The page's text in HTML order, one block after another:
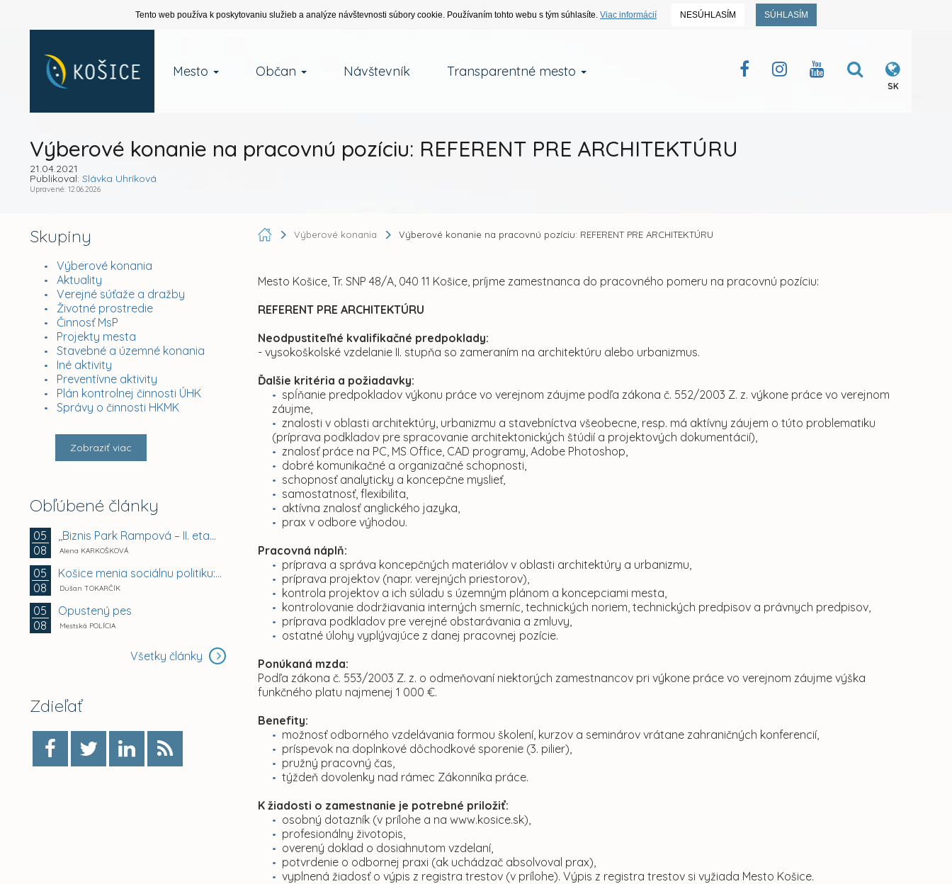
Tento web používa k poskytovaniu služieb a analýze návštevnosti súbory cookie. Používaním tohto webu s tým súhlasíte. Viac informácií NESÚHLASÍM SÚHLASÍM
Mesto Občan Návštevník Transparentné mesto
SK
Výberové konanie na pracovnú pozíciu: REFERENT PRE ARCHITEKTÚRU
21.04.2021
Publikoval: Slávka Uhríková
Upravené: 12.06.2026
Skupiny
Výberové konania
Aktuality
Verejné súťaže a dražby
Životné prostredie
Činnosť MsP
Projekty mesta
Stavebné a územné konania
Iné aktivity
Preventívne aktivity
Plán kontrolnej činnosti ÚHK
Správy o činnosti HKMK
Zobraziť viac
Obľúbené články
05
08
,,Biznis Park Rampová – II. etapa, Rampová ul.,...
Alena KARKOŠKOVÁ
05
08
Košice menia sociálnu politiku: chránia mestské byty...
Dušan TOKARČÍK
05
08
Opustený pes
Mestská POLÍCIA
Všetky články
Zdieľať
Výberové konania Výberové konanie na pracovnú pozíciu: REFERENT PRE ARCHITEKTÚRU
Mesto Košice, Tr. SNP 48/A, 040 11 Košice, príjme zamestnanca do pracovného pomeru na pracovnú pozíciu:
REFERENT PRE ARCHITEKTÚRU
Neodpustiteľné kvalifikačné predpoklady:
- vysokoškolské vzdelanie II. stupňa so zameraním na architektúru alebo urbanizmus.
Ďalšie kritéria a požiadavky:
spĺňanie predpokladov výkonu práce vo verejnom záujme podľa zákona č. 552/2003 Z. z. výkone práce vo verejnom
záujme,
znalosti v oblasti architektúry, urbanizmu a stavebníctva všeobecne, resp. má aktívny záujem o túto problematiku
(príprava podkladov pre spracovanie architektonických štúdií a projektových dokumentácií),
znalosť práce na PC, MS Office, CAD programy, Adobe Photoshop,
dobré komunikačné a organizačné schopnosti,
schopnosť analyticky a koncepčne myslieť,
samostatnosť, flexibilita,
aktívna znalosť anglického jazyka,
prax v odbore výhodou.
Pracovná náplň:
príprava a správa koncepčných materiálov v oblasti architektúry a urbanizmu,
príprava projektov (napr. verejných priestorov),
kontrola projektov a ich súladu s územným plánom a koncepciami mesta,
kontrolovanie dodržiavania interných smerníc, technických noriem, technických predpisov a právnych predpisov,
príprava podkladov pre verejné obstarávania a zmluvy,
ostatné úlohy vyplývajúce z danej pracovnej pozície.
Ponúkaná mzda:
Podľa zákona č. 553/2003 Z. z. o odmeňovaní niektorých zamestnancov pri výkone práce vo verejnom záujme výška
funkčného platu najmenej 1 000 €.
Benefity:
možnosť odborného vzdelávania formou školení, kurzov a seminárov vrátane zahraničných konferencií,
príspevok na doplnkové dôchodkové sporenie (3. pilier),
pružný pracovný čas,
týždeň dovolenky nad rámec Zákonníka práce.
K žiadosti o zamestnanie je potrebné priložiť:
osobný dotazník (v prílohe a na www.kosice.sk),
profesionálny životopis,
overený doklad o dosiahnutom vzdelaní,
potvrdenie o odbornej praxi (ak uchádzač absolvoval prax),
vyplnená žiadosť o výpis z registra trestov (v prílohe). Výpis z registra trestov si vyžiada Mesto Košice.